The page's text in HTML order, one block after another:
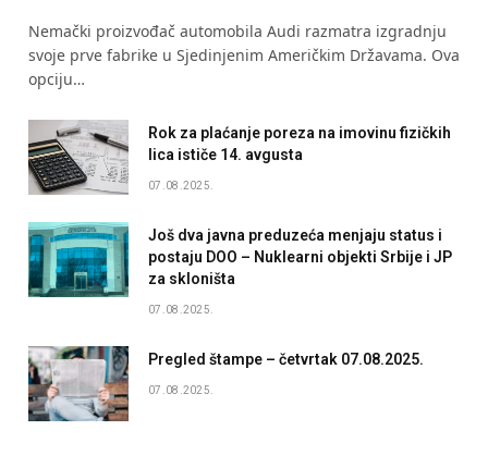
Nemački proizvođač automobila Audi razmatra izgradnju
svoje prve fabrike u Sjedinjenim Američkim Državama. Ova
opciju…
Rok za plaćanje poreza na imovinu fizičkih
lica ističe 14. avgusta
07.08.2025.
Još dva javna preduzeća menjaju status i
postaju DOO – Nuklearni objekti Srbije i JP
za skloništa
07.08.2025.
Pregled štampe – četvrtak 07.08.2025.
07.08.2025.